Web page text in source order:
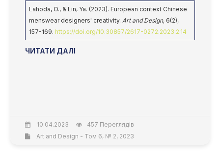
Lahoda, O., & Lin, Ya. (2023). European context Chinese
menswear designers' creativity. Art and Design, 6(2),
157-169. https://doi.org/10.30857/2617-0272.2023.2.14
ЧИТАТИ ДАЛІ
10.04.2023
457 Переглядів
Art and Design - Том 6, № 2, 2023